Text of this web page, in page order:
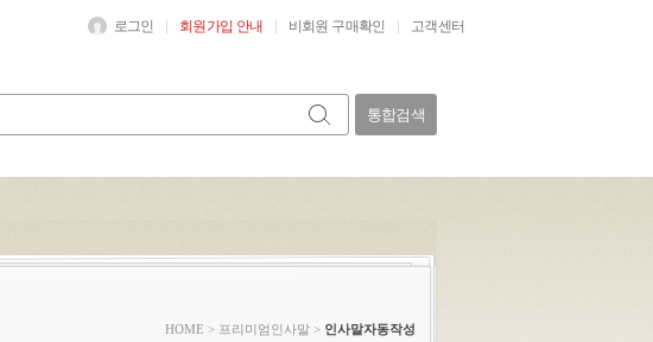
로그인 회원가입 안내 비회원 구매확인 고객센터
통합검색
HOME > 프리미엄인사말 > 인사말자동작성